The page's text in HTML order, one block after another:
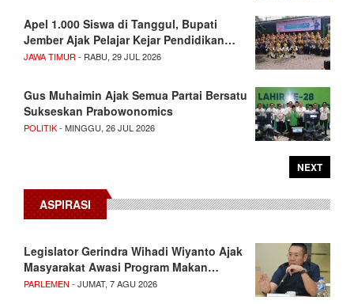
Apel 1.000 Siswa di Tanggul, Bupati
Jember Ajak Pelajar Kejar Pendidikan…
JAWA TIMUR - RABU, 29 JUL 2026
Gus Muhaimin Ajak Semua Partai Bersatu
Sukseskan Prabowonomics
POLITIK- MINGGU, 26 JUL 2026
NEXT
ASPIRASI
Legislator Gerindra Wihadi Wiyanto Ajak
Masyarakat Awasi Program Makan…
PARLEMEN - JUMAT, 7 AGU 2026